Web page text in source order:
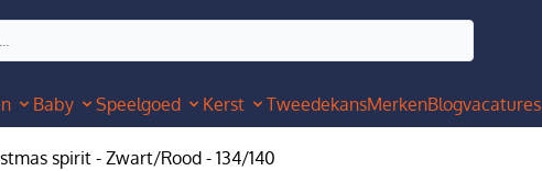
Baby Speelgoed Kerst TweedekansMerkenBlogvacatures
spirit - Zwart/Rood - 134/140